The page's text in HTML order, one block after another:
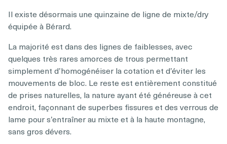
Il existe désormais une quinzaine de ligne de mixte/dry
équipée à Bérard.
La majorité est dans des lignes de faiblesses, avec
quelques très rares amorces de trous permettant
simplement d’homogénéiser la cotation et d’éviter les
mouvements de bloc. Le reste est entièrement constitué
de prises naturelles, la nature ayant été généreuse à cet
endroit, façonnant de superbes fissures et des verrous de
lame pour s’entraîner au mixte et à la haute montagne,
sans gros dévers.